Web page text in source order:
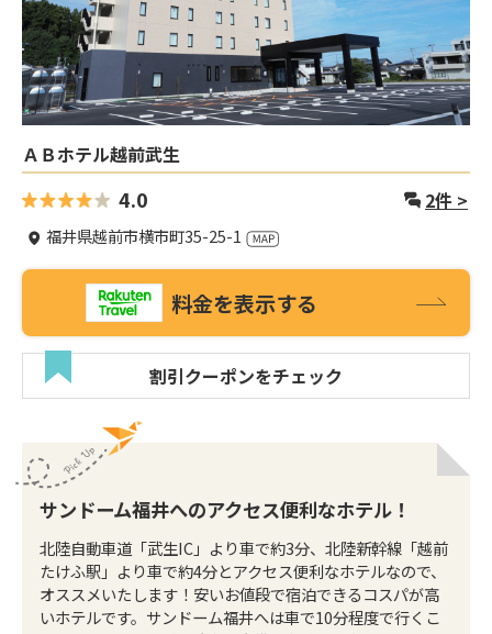
ＡＢホテル越前武生
4.0 2件 >
福井県越前市横市町35-25-1
料金を表示する
割引クーポンをチェック
サンドーム福井へのアクセス便利なホテル！
北陸自動車道「武生IC」より車で約3分、北陸新幹線「越前
たけふ駅」より車で約4分とアクセス便利なホテルなので、
オススメいたします！安いお値段で宿泊できるコスパが高
いホテルです。サンドーム福井へは車で10分程度で行くこ